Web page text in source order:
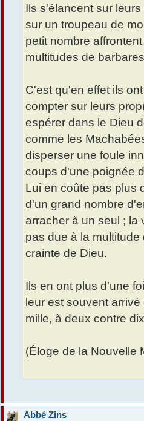
Ils s'élancent sur
sur un troupeau de
petit nombre
multitudes de
C'est qu'en effet ils
compter sur leurs
espérer dans le Dieu
comme les
disperser une foule
coups d'une poignée
Lui en coûte pas plus
d'un grand nombre
arracher à un seul ; la
pas due à la
crainte de Dieu.
Ils en ont plus d'une
leur est souvent
mille, à deux contre
(Éloge de la Nouvelle
Abbé Zins